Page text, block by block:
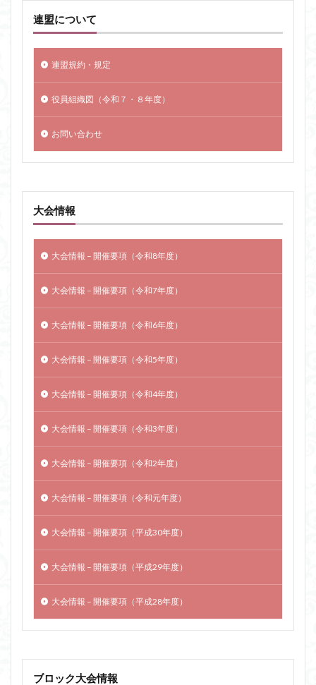
連盟について
連盟規約・規定
役員組織図（令和７・８年度）
お問い合わせ
大会情報
大会情報 – 開催要項（令和8年度）
大会情報 – 開催要項（令和7年度）
大会情報 – 開催要項（令和6年度）
大会情報 – 開催要項（令和5年度）
大会情報 – 開催要項（令和4年度）
大会情報 – 開催要項（令和3年度）
大会情報 – 開催要項（令和2年度）
大会情報 – 開催要項（令和元年度）
大会情報 – 開催要項（平成30年度）
大会情報 – 開催要項（平成29年度）
大会情報 – 開催要項（平成28年度）
ブロック大会情報